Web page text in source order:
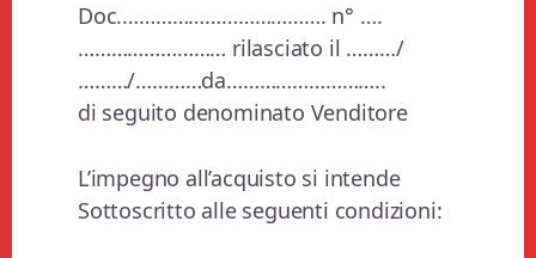
Doc.………………………………. n° ….
……………………… rilasciato il ………/
………/…………da………………………..
di seguito denominato Venditore
L’impegno all’acquisto si intende
Sottoscritto alle seguenti condizioni: